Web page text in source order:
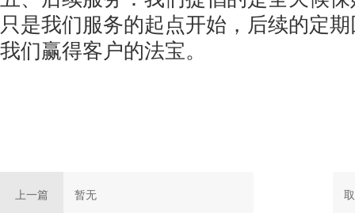
只是我们服务的起点开始，后续的定
我们赢得客户的法宝。
上一篇 暂无